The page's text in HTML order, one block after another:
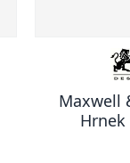
Maxwell